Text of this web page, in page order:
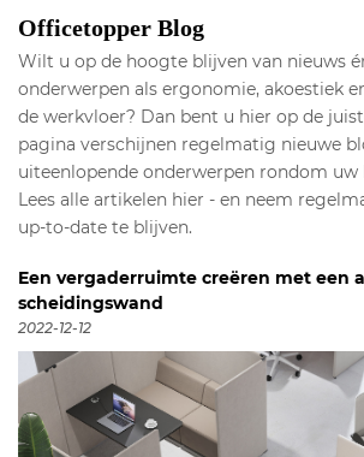
Officetopper Blog
Wilt u op de hoogte blijven van nieuws
onderwerpen als ergonomie, akoestiek
de werkvloer? Dan bent u hier op de
pagina verschijnen regelmatig nieuwe
uiteenlopende onderwerpen rondom
Lees alle artikelen hier - en neem
up-to-date te blijven.
Een vergaderruimte creëren met een
scheidingswand
2022-12-12